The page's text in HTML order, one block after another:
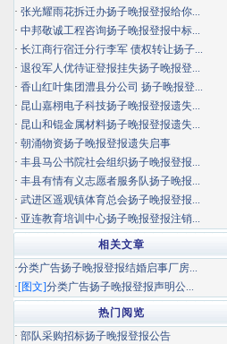
· 张光耀雨花拆迁办扬子晚报登报给你...
· 中邦敬诚工程咨询扬子晚报登报中标...
· 长江商行宿迁分行李军 债权转让扬子...
· 退役军人优待证登报挂失扬子晚报登...
· 香山红叶集团澧县分公司 扬子晚报登...
· 昆山嘉栩电子科技扬子晚报登报遗失...
· 昆山和锟金属材料扬子晚报登报遗失...
· 朝涌物资扬子晚报登报遗失启事
· 丰县马公书院社会组织扬子晚报登报...
· 丰县有情有义志愿者服务队扬子晚报...
· 武进区遥观镇体育总会扬子晚报登报...
· 亚连教育培训中心扬子晚报登报注销...
相关文章
·分类广告扬子晚报登报结婚启事厂房...
·[图文]分类广告扬子晚报登报声明公...
热门阅览
· 部队采购招标扬子晚报登报公告